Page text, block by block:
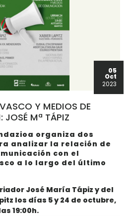
05
Oct
2023
Y MEDIOS DE
Mª TÁPIZ
organiza dos
analizar la relación de
con el
a lo largo del último
José María Tápiz y del
los días 5 y 24 de octubre,
19:00h.